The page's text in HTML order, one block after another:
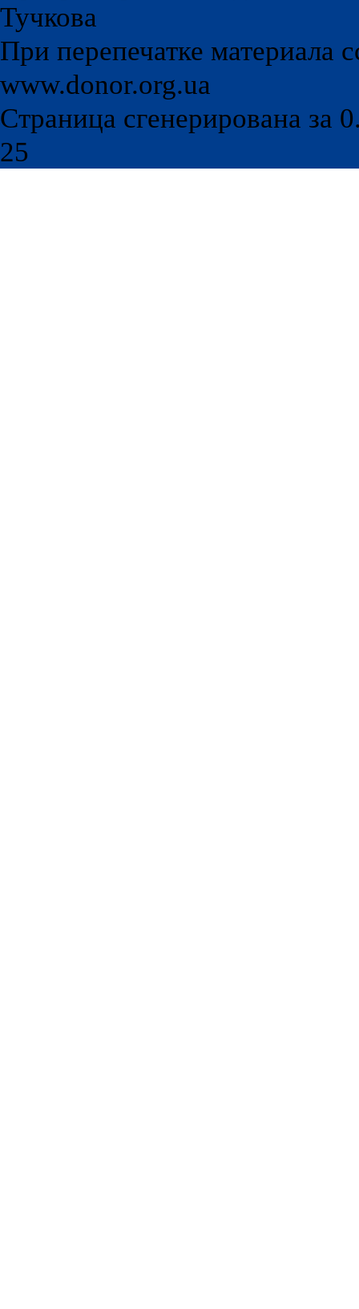
Тучкова
При перепечатке материала
www.donor.org.ua
Страница сгенерирована за
25